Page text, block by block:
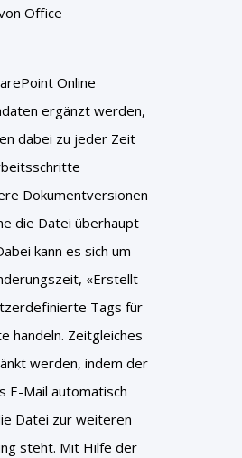
Office
Online
ergänzt werden,
dabei zu jeder Zeit
Dokumentversionen
die Datei überhaupt
kann es sich um
«Erstellt
Tags für
handeln. Zeitgleiches
werden, indem der
Mail automatisch
Datei zur weiteren
steht. Mit Hilfe der